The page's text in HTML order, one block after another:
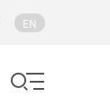
EN